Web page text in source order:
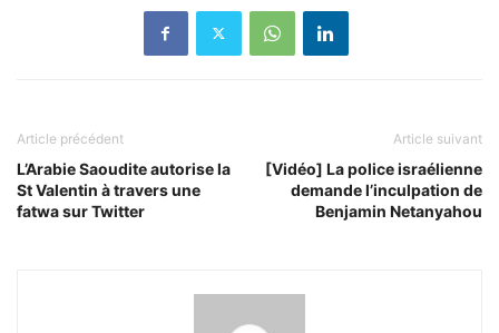
Article précédent
L’Arabie Saoudite autorise la
St Valentin à travers une
fatwa sur Twitter
Article suivant
[Vidéo] La police israélienne
demande l’inculpation de
Benjamin Netanyahou